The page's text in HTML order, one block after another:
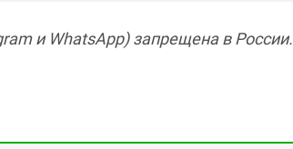
и WhatsApp) запрещена в России.